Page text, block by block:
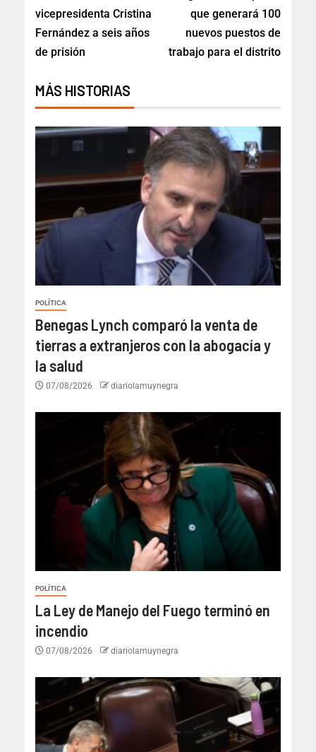
vicepresidenta Cristina
Fernández a seis años
de prisión
que generará 100
nuevos puestos de
trabajo para el distrito
MÁS HISTORIAS
POLÍTICA
Benegas Lynch comparó la venta de
tierras a extranjeros con la abogacía y
la salud
07/08/2026 diariolamuynegra
POLÍTICA
La Ley de Manejo del Fuego terminó en
incendio
07/08/2026 diariolamuynegra